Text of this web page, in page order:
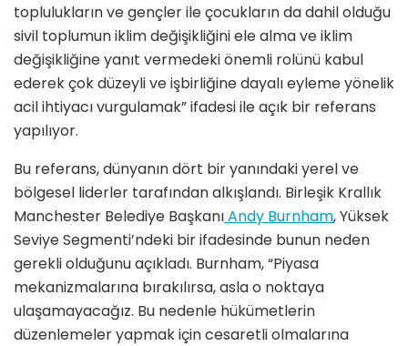
toplulukların ve gençler ile çocukların da dahil olduğu
sivil toplumun iklim değişikliğini ele alma ve iklim
değişikliğine yanıt vermedeki önemli rolünü kabul
ederek çok düzeyli ve işbirliğine dayalı eyleme yönelik
acil ihtiyacı vurgulamak” ifadesi ile açık bir referans
yapılıyor.
Bu referans, dünyanın dört bir yanındaki yerel ve
bölgesel liderler tarafından alkışlandı. Birleşik Krallık
Manchester Belediye BaşkanıAndy Burnham, Yüksek
Seviye Segmenti’ndeki bir ifadesinde bunun neden
gerekli olduğunu açıkladı. Burnham, “Piyasa
mekanizmalarına bırakılırsa, asla o noktaya
ulaşamayacağız. Bu nedenle hükümetlerin
düzenlemeler yapmak için cesaretli olmalarına